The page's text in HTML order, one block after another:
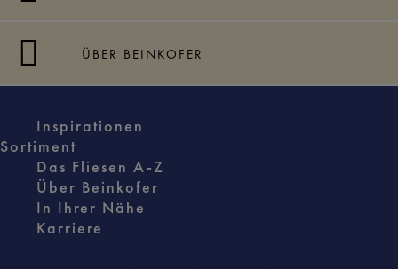
ÜBER BEINKOFER
Inspirationen
Sortiment
Das Fliesen A-Z
Über Beinkofer
In Ihrer Nähe
Karriere